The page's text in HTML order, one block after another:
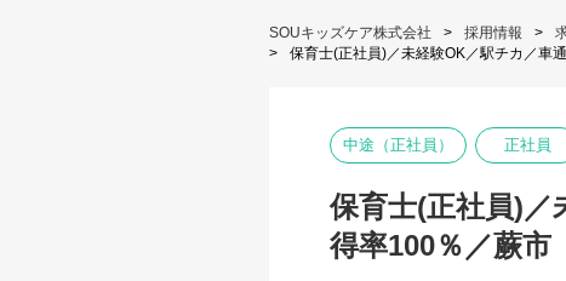
SOUキッズケア株式会社 採用情報
保育士(正社員)／未経験OK／駅チカ／車
中途（正社員） 正社員
保育士(正社員)／
得率100％／蕨市